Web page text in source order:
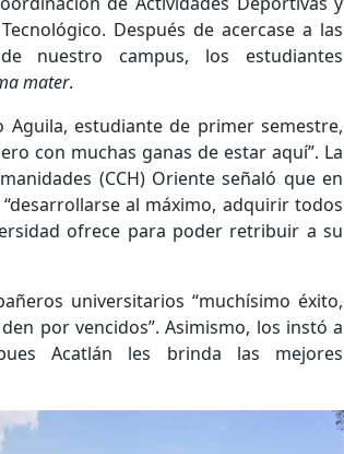
Después de acercase a las
nuestro campus, los estudiantes
mater.
Aguila, estudiante de primer semestre,
con muchas ganas de estar aquí”. La
(CCH) Oriente señaló que en
al máximo, adquirir todos
ofrece para poder retribuir a su
universitarios “muchísimo éxito,
por vencidos”. Asimismo, los instó a
Acatlán les brinda las mejores